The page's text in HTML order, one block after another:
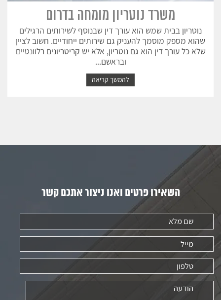
משרד נוטריון מומחה בדרום
נוטריון בבית שמש הוא עורך דין שבנוסף לשירותים הרגילים
שהוא מספק מוסמך להעניק גם שירותים ייחודיים. חשוב לציין
שלא כל עורך דין הוא גם נוטריון, אלא יש קריטריונים רלוונטיים
ובראשם...
להמשך קריאה
השאירו פרטים ואנו ניצור אתכם קשר